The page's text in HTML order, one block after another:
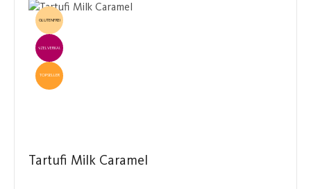
GLUTENFREI
EINZELVERKAUF
TOPSELLER
Tartufi Milk Caramel